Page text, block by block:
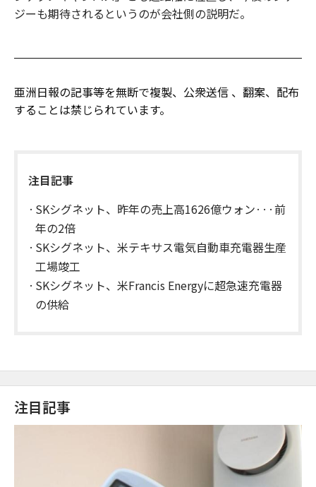
ジーも期待されるというのが会社側の説明だ。
亜洲日報の記事等を無断で複製、公衆送信 、翻案、配布
することは禁じられています。
注目記事
SKシグネット、昨年の売上高1626億ウォン···前
年の2倍
SKシグネット、米テキサス電気自動車充電器生産
工場竣工
​SKシグネット、米Francis Energyに超急速充電器
の供給
注目記事